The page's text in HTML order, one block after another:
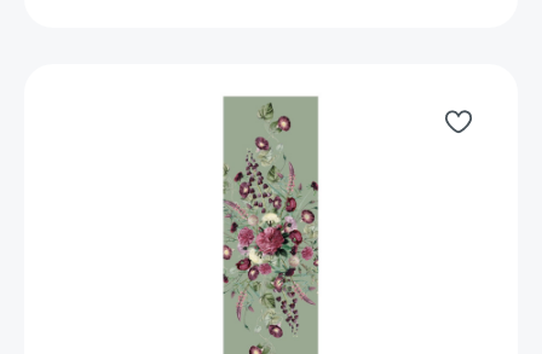
Produktionsstätten in u.a. Lettland,
Großbritannien, Schweden und Polen. Die
Leidenschaft von Koustrup & Co ist es, Wissen
über Pflanzen, Tiere, Gastronomie und Bio-
Gartenbau weiterzugeben und ein Bewusstsein
für Natur und Umwelt zu schaffen.